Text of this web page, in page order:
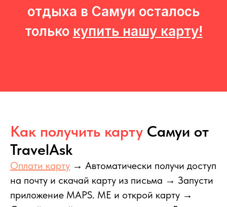
отдыха в Самуи осталось
только купить нашу карту!
Как получить карту Самуи от
TravelAsk
Оплати карту → Автоматически получи доступ
на почту и скачай карту из письма → Запусти
приложение MAPS. ME и открой карту →